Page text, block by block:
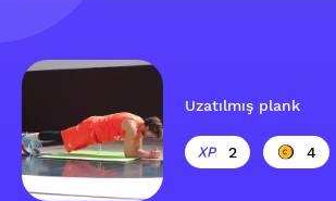
Uzatılmış plank
2 4